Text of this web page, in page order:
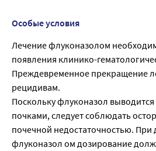
Особые условия
Лечение флуконазолом
появления клинико-
Преждевременное прекращение
рецидивам.
Поскольку флуконазол
почками, следует соблюдать
почечной недостаточностью.
флуконазол ом дозирование